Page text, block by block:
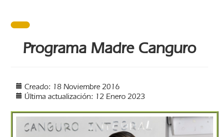
Programa Madre Canguro
Creado: 18 Noviembre 2016
Última actualización: 12 Enero 2023